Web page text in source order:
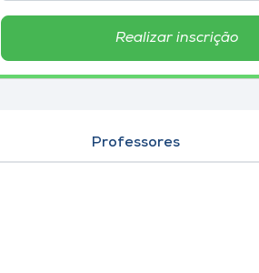
Realizar inscrição
Professores